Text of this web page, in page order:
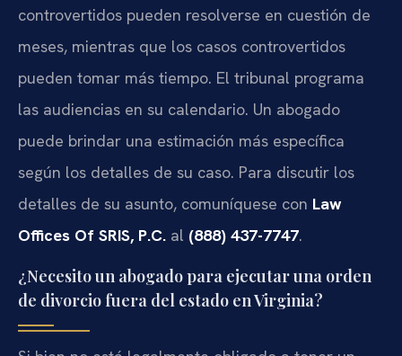
controvertidos pueden resolverse en cuestión de
meses, mientras que los casos controvertidos
pueden tomar más tiempo. El tribunal programa
las audiencias en su calendario. Un abogado
puede brindar una estimación más específica
según los detalles de su caso. Para discutir los
detalles de su asunto, comuníquese con Law
Offices Of SRIS, P.C. al (888) 437-7747.
¿Necesito un abogado para ejecutar una orden
de divorcio fuera del estado en Virginia?